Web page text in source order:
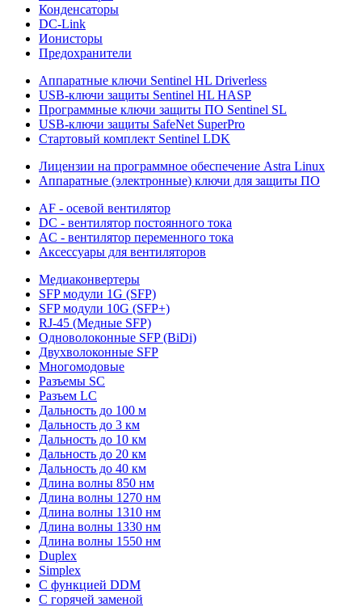
Конденсаторы
DC-Link
Ионисторы
Предохранители
Аппаратные ключи Sentinel HL Driverless
USB-ключи защиты Sentinel HL HASP
Программные ключи защиты ПО Sentinel SL
USB-ключи защиты SafeNet SuperPro
Стартовый комплект Sentinel LDK
Лицензии на программное обеспечение Astra Linux
Аппаратные (электронные) ключи для защиты ПО
AF - осевой вентилятор
DC - вентилятор постоянного тока
AC - вентилятор переменного тока
Аксессуары для вентиляторов
Медиаконвертеры
SFP модули 1G (SFP)
SFP модули 10G (SFP+)
RJ-45 (Медные SFP)
Одноволоконные SFP (BiDi)
Двухволоконные SFP
Многомодовые
Разъемы SC
Разъем LC
Дальность до 100 м
Дальность до 3 км
Дальность до 10 км
Дальность до 20 км
Дальность до 40 км
Длина волны 850 нм
Длина волны 1270 нм
Длина волны 1310 нм
Длина волны 1330 нм
Длина волны 1550 нм
Duplex
Simplex
С функцией DDM
С горячей заменой